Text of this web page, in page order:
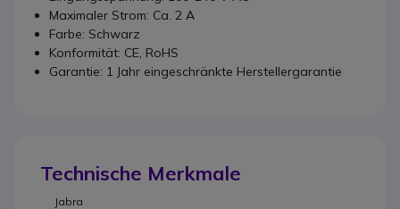
Maximaler Strom: Ca. 2 A
Farbe: Schwarz
Konformität: CE, RoHS
Garantie: 1 Jahr eingeschränkte Herstellergarantie
Technische Merkmale
Jabra